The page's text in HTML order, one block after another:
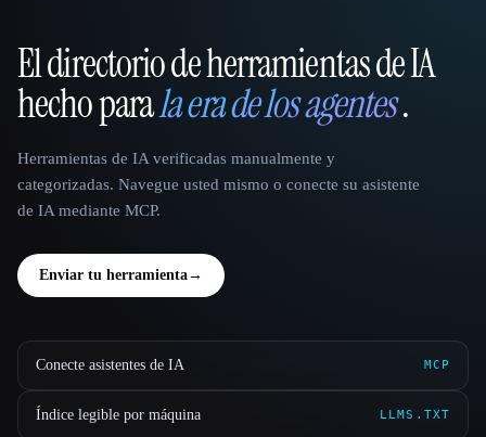
That AI Collection
El directorio de herramientas de IA
hecho parala era de los agentes.
Herramientas de IA verificadas manualmente y
categorizadas. Navegue usted mismo o conecte su asistente
de IA mediante MCP.
Enviar tu herramienta→
Conecte asistentes de IA MCP
Índice legible por máquina LLMS.TXT